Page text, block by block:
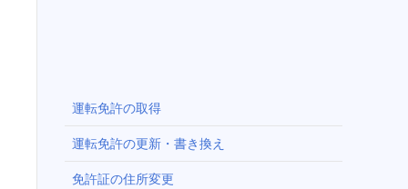
運転免許の取得
運転免許の更新・書き換え
免許証の住所変更